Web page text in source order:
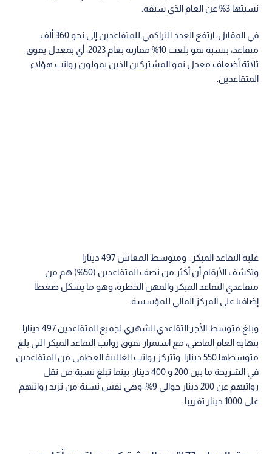
نسبتها 3% عن العام الذي سبقه.
في المقابل، ارتفع العدد التراكمي للمتقاعدين إلى نحو 360 ألف
متقاعد، بنسبة نمو بلغت 10% مقارنة بعام 2023، أي بمعدل يفوق
ثلاثة أضعاف معدل نمو المشتركين الذين يمولون رواتب هؤلاء
المتقاعدين.
غلبة التقاعد المبكر.. ومتوسط المعاش 497 دينارا
وتكشف الأرقام أن أكثر من نصف المتقاعدين (50%) هم من
متقاعدي التقاعد المبكر والمهن الخطرة، وهو ما يشكل ضغطا
إضافيا على المركز المالي للمؤسسة.
وبلغ متوسط الأجر التقاعدي الشهري لجميع المتقاعدين 497 دينارا
بنهاية العام الماضي، مع استمرار تفوق رواتب التقاعد المبكر التي بلغ
متوسطها 550 دينارا. وتتركز رواتب الغالبية العظمى من المتقاعدين
في الشريحة ما بين 200 و 400 دينار، بينما تبلغ نسبة من تقل
رواتبهم عن 200 دينار حوالي 9%، وهي نفس نسبة من تزيد رواتبهم
على 1000 دينار تقريبا.